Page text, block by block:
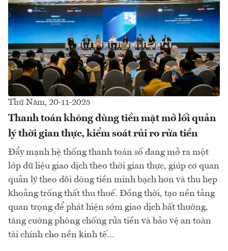
Thứ Năm, 20-11-2025
Thanh toán không dùng tiền mặt mở lối quản
lý thời gian thực, kiểm soát rủi ro rửa tiền
Đẩy mạnh hệ thống thanh toán số đang mở ra một
lớp dữ liệu giao dịch theo thời gian thực, giúp cơ quan
quản lý theo dõi dòng tiền minh bạch hơn và thu hẹp
khoảng trống thất thu thuế. Đồng thời, tạo nền tảng
quan trọng để phát hiện sớm giao dịch bất thường,
tăng cường phòng chống rửa tiền và bảo vệ an toàn
tài chính cho nền kinh tế…